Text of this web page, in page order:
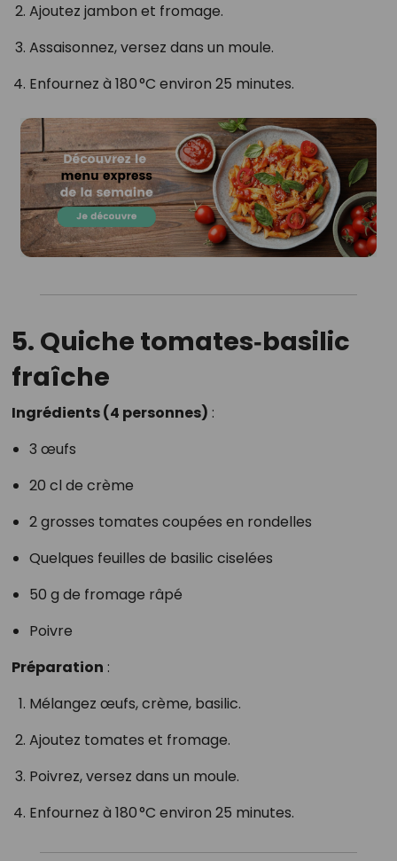
Ajoutez jambon et fromage.
Assaisonnez, versez dans un moule.
Enfournez à 180 °C environ 25 minutes.
5. Quiche tomates‑basilic
fraîche
Ingrédients (4 personnes) :
3 œufs
20 cl de crème
2 grosses tomates coupées en rondelles
Quelques feuilles de basilic ciselées
50 g de fromage râpé
Poivre
Préparation :
Mélangez œufs, crème, basilic.
Ajoutez tomates et fromage.
Poivrez, versez dans un moule.
Enfournez à 180 °C environ 25 minutes.